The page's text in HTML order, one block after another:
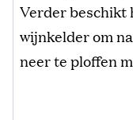
Verder beschikt
wijnkelder om
neer te ploffen